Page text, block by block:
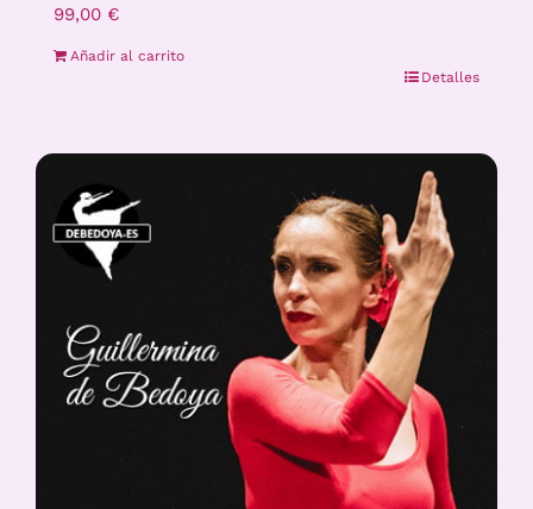
99,00 €
Añadir al carrito
Detalles